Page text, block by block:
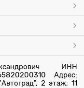
ИНН
Адрес:
2 этаж, 11